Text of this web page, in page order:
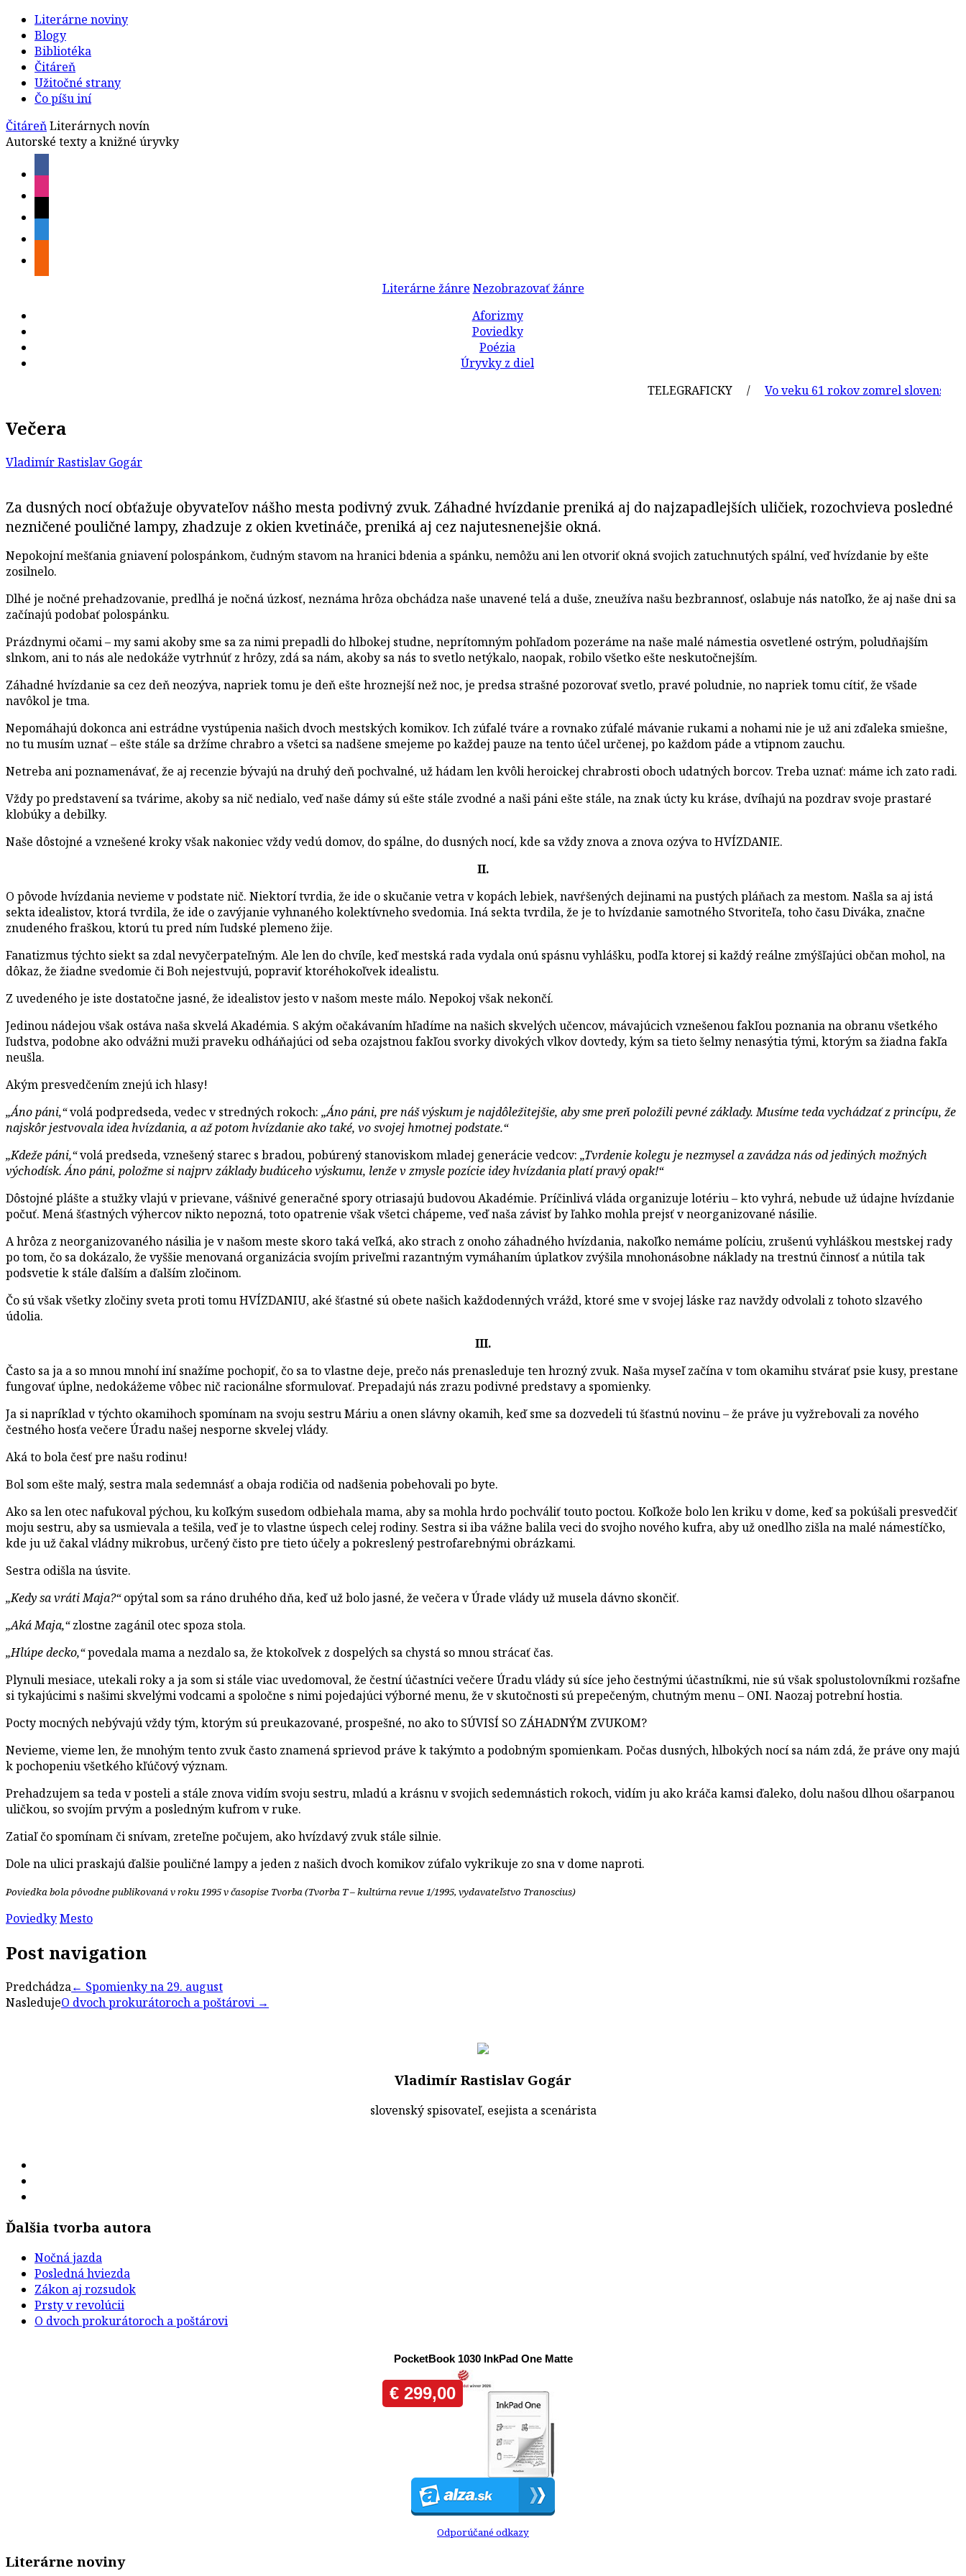
Literárne noviny
Blogy
Bibliotéka
Čitáreň
Užitočné strany
Čo píšu iní
ČitáreňLiterárnych novín
Autorské texty a knižné úryvky
Literárne žánre Nezobrazovať žánre
Aforizmy
Poviedky
Poézia
Úryvky z diel
TELEGRAFICKY /Vo veku 61 rokov zomrel slovenský grafik
Večera
Vladimír Rastislav Gogár
Za dusných nocí obťažuje obyvateľov nášho mesta podivný zvuk. Záhadné hvízdanie preniká aj do najzapadlejších uličiek, rozochvieva posledné
nezničené pouličné lampy, zhadzuje z okien kvetináče, preniká aj cez najutesnenejšie okná.
Nepokojní mešťania gniavení polospánkom, čudným stavom na hranici bdenia a spánku, nemôžu ani len otvoriť okná svojich zatuchnutých spální, veď hvízdanie by ešte
zosilnelo.
Dlhé je nočné prehadzovanie, predlhá je nočná úzkosť, neznáma hrôza obchádza naše unavené telá a duše, zneužíva našu bezbrannosť, oslabuje nás natoľko, že aj naše dni sa
začínajú podobať polospánku.
Prázdnymi očami – my sami akoby sme sa za nimi prepadli do hlbokej studne, neprítomným pohľadom pozeráme na naše malé námestia osvetlené ostrým, poludňajším
slnkom, ani to nás ale nedokáže vytrhnúť z hrôzy, zdá sa nám, akoby sa nás to svetlo netýkalo, naopak, robilo všetko ešte neskutočnejším.
Záhadné hvízdanie sa cez deň neozýva, napriek tomu je deň ešte hroznejší než noc, je predsa strašné pozorovať svetlo, pravé poludnie, no napriek tomu cítiť, že všade
navôkol je tma.
Nepomáhajú dokonca ani estrádne vystúpenia našich dvoch mestských komikov. Ich zúfalé tváre a rovnako zúfalé mávanie rukami a nohami nie je už ani zďaleka smiešne,
no tu musím uznať – ešte stále sa držíme chrabro a všetci sa nadšene smejeme po každej pauze na tento účel určenej, po každom páde a vtipnom zauchu.
Netreba ani poznamenávať, že aj recenzie bývajú na druhý deň pochvalné, už hádam len kvôli heroickej chrabrosti oboch udatných borcov. Treba uznať: máme ich zato radi.
Vždy po predstavení sa tvárime, akoby sa nič nedialo, veď naše dámy sú ešte stále zvodné a naši páni ešte stále, na znak úcty ku kráse, dvíhajú na pozdrav svoje prastaré
klobúky a debilky.
Naše dôstojné a vznešené kroky však nakoniec vždy vedú domov, do spálne, do dusných nocí, kde sa vždy znova a znova ozýva to HVÍZDANIE.
II.
O pôvode hvízdania nevieme v podstate nič. Niektorí tvrdia, že ide o skučanie vetra v kopách lebiek, navŕšených dejinami na pustých pláňach za mestom. Našla sa aj istá
sekta idealistov, ktorá tvrdila, že ide o zavýjanie vyhnaného kolektívneho svedomia. Iná sekta tvrdila, že je to hvízdanie samotného Stvoriteľa, toho času Diváka, značne
znudeného fraškou, ktorú tu pred ním ľudské plemeno žije.
Fanatizmus týchto siekt sa zdal nevyčerpateľným. Ale len do chvíle, keď mestská rada vydala onú spásnu vyhlášku, podľa ktorej si každý reálne zmýšľajúci občan mohol, na
dôkaz, že žiadne svedomie či Boh nejestvujú, popraviť ktoréhokoľvek idealistu.
Z uvedeného je iste dostatočne jasné, že idealistov jesto v našom meste málo. Nepokoj však nekončí.
Jedinou nádejou však ostáva naša skvelá Akadémia. S akým očakávaním hľadíme na našich skvelých učencov, mávajúcich vznešenou fakľou poznania na obranu všetkého
ľudstva, podobne ako odvážni muži praveku odháňajúci od seba ozajstnou fakľou svorky divokých vlkov dovtedy, kým sa tieto šelmy nenasýtia tými, ktorým sa žiadna fakľa
neušla.
Akým presvedčením znejú ich hlasy!
„Áno páni,“volá podpredseda, vedec v stredných rokoch: „Áno páni, pre náš výskum je najdôležitejšie, aby sme preň položili pevné základy. Musíme teda vychádzať z princípu, že
najskôr jestvovala idea hvízdania, a až potom hvízdanie ako také, vo svojej hmotnej podstate.“
„Kdeže páni,“volá predseda, vznešený starec s bradou, pobúrený stanoviskom mladej generácie vedcov: „Tvrdenie kolegu je nezmysel a zavádza nás od jediných možných
východísk. Áno páni, položme si najprv základy budúceho výskumu, lenže v zmysle pozície idey hvízdania platí pravý opak!“
Dôstojné plášte a stužky vlajú v prievane, vášnivé generačné spory otriasajú budovou Akadémie. Príčinlivá vláda organizuje lotériu – kto vyhrá, nebude už údajne hvízdanie
počuť. Mená šťastných výhercov nikto nepozná, toto opatrenie však všetci chápeme, veď naša závisť by ľahko mohla prejsť v neorganizované násilie.
A hrôza z neorganizovaného násilia je v našom meste skoro taká veľká, ako strach z onoho záhadného hvízdania, nakoľko nemáme políciu, zrušenú vyhláškou mestskej rady
po tom, čo sa dokázalo, že vyššie menovaná organizácia svojím priveľmi razantným vymáhaním úplatkov zvýšila mnohonásobne náklady na trestnú činnosť a nútila tak
podsvetie k stále ďalším a ďalším zločinom.
Čo sú však všetky zločiny sveta proti tomu HVÍZDANIU, aké šťastné sú obete našich každodenných vrážd, ktoré sme v svojej láske raz navždy odvolali z tohoto slzavého
údolia.
III.
Často sa ja a so mnou mnohí iní snažíme pochopiť, čo sa to vlastne deje, prečo nás prenasleduje ten hrozný zvuk. Naša myseľ začína v tom okamihu stvárať psie kusy, prestane
fungovať úplne, nedokážeme vôbec nič racionálne sformulovať. Prepadajú nás zrazu podivné predstavy a spomienky.
Ja si napríklad v týchto okamihoch spomínam na svoju sestru Máriu a onen slávny okamih, keď sme sa dozvedeli tú šťastnú novinu – že práve ju vyžrebovali za nového
čestného hosťa večere Úradu našej nesporne skvelej vlády.
Aká to bola česť pre našu rodinu!
Bol som ešte malý, sestra mala sedemnásť a obaja rodičia od nadšenia pobehovali po byte.
Ako sa len otec nafukoval pýchou, ku koľkým susedom odbiehala mama, aby sa mohla hrdo pochváliť touto poctou. Koľkože bolo len kriku v dome, keď sa pokúšali presvedčiť
moju sestru, aby sa usmievala a tešila, veď je to vlastne úspech celej rodiny. Sestra si iba vážne balila veci do svojho nového kufra, aby už onedlho zišla na malé námestíčko,
kde ju už čakal vládny mikrobus, určený čisto pre tieto účely a pokreslený pestrofarebnými obrázkami.
Sestra odišla na úsvite.
„Kedy sa vráti Maja?“opýtal som sa ráno druhého dňa, keď už bolo jasné, že večera v Úrade vlády už musela dávno skončiť.
„Aká Maja,“zlostne zagánil otec spoza stola.
„Hlúpe decko,“povedala mama a nezdalo sa, že ktokoľvek z dospelých sa chystá so mnou strácať čas.
Plynuli mesiace, utekali roky a ja som si stále viac uvedomoval, že čestní účastníci večere Úradu vlády sú síce jeho čestnými účastníkmi, nie sú však spolustolovníkmi rozšafne
si tykajúcimi s našimi skvelými vodcami a spoločne s nimi pojedajúci výborné menu, že v skutočnosti sú prepečeným, chutným menu – ONI. Naozaj potrební hostia.
Pocty mocných nebývajú vždy tým, ktorým sú preukazované, prospešné, no ako to SÚVISÍ SO ZÁHADNÝM ZVUKOM?
Nevieme, vieme len, že mnohým tento zvuk často znamená sprievod práve k takýmto a podobným spomienkam. Počas dusných, hlbokých nocí sa nám zdá, že práve ony majú
k pochopeniu všetkého kľúčový význam.
Prehadzujem sa teda v posteli a stále znova vidím svoju sestru, mladú a krásnu v svojich sedemnástich rokoch, vidím ju ako kráča kamsi ďaleko, dolu našou dlhou ošarpanou
uličkou, so svojím prvým a posledným kufrom v ruke.
Zatiaľ čo spomínam či snívam, zreteľne počujem, ako hvízdavý zvuk stále silnie.
Dole na ulici praskajú ďalšie pouličné lampy a jeden z našich dvoch komikov zúfalo vykrikuje zo sna v dome naproti.
Poviedka bola pôvodne publikovaná v roku 1995 v časopise Tvorba (Tvorba T – kultúrna revue 1/1995, vydavateľstvo Tranoscius)
PoviedkyMesto
Post navigation
Predchádza← Spomienky na 29. august
NasledujeO dvoch prokurátoroch a poštárovi →
Vladimír Rastislav Gogár
slovenský spisovateľ, esejista a scenárista
Ďalšia tvorba autora
Nočná jazda
Posledná hviezda
Zákon aj rozsudok
Prsty v revolúcii
O dvoch prokurátoroch a poštárovi
Odporúčané odkazy
Literárne noviny